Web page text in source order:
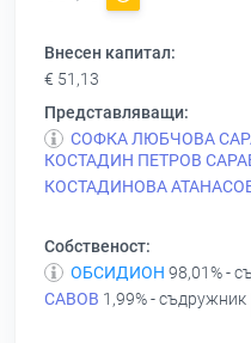
Внесен капитал:
€ 51,13
Представляващи:
СОФКА ЛЮБЧОВА
КОСТАДИН ПЕТРОВ
КОСТАДИНОВА
Собственост:
ОБСИДИОН 98,01% -
САВОВ 1,99% - съдружник